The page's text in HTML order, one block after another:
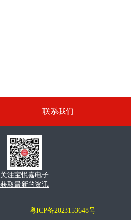
联系我们
关注宝悦嘉电子
获取最新的资讯
粤ICP备2023153648号